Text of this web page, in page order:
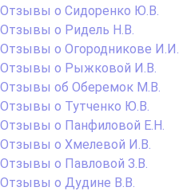
Отзывы о Сидоренко Ю.В.
Отзывы о Ридель Н.В.
Отзывы о Огородникове И.И.
Отзывы о Рыжковой И.В.
Отзывы об Оберемок М.В.
Отзывы о Тутченко Ю.В.
Отзывы о Панфиловой Е.Н.
Отзывы о Хмелевой И.В.
Отзывы о Павловой З.В.
Отзывы о Дудине В.В.